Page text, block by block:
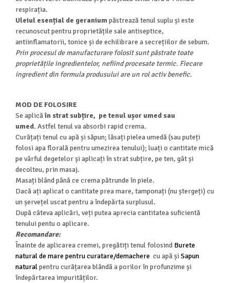
respirația.
Uleiul esențial de geraniumpăstrează tenul suplu și este
recunoscut pentru proprietățile sale antiseptice,
antiinflamatorii, tonice și de echilibrare a secrețiilor de sebum.
Prin procesul de manufacturare folosit sunt păstrate toate
proprietățile ingredientelor, nefiind procesate termic. Fiecare
ingredient din formula produsului are un rol activ benefic.
MOD DE FOLOSIRE
Se aplicăîn strat subțire, pe tenul ușor umed sau
umed.Astfel tenul va absorbi rapid crema.
Curățați tenul cu apă și săpun; lăsați pielea umedă (sau puteți
folosi apa florală pentru umezirea tenului); luați o cantitate mică
pe vârful degetelor și aplicați în strat subțire, pe ten, gât și
decolteu, prin masaj.
Masați blând până ce crema pătrunde în piele.
Dacă ați aplicat o cantitate prea mare, tamponați (nu ștergeți) cu
un șervețel uscat pentru a îndepărta surplusul.
După câteva aplicări, veți putea aprecia cantitatea suficientă
tenului pentu o aplicare.
Recomandare:
Înainte de aplicarea cremei, pregătiți tenul folosind Burete
natural de mare pentru curatare/demachere cu apă șiSapun
naturalpentru curățarea blândă a porilor în profunzime și
îndepărtarea impurităților.